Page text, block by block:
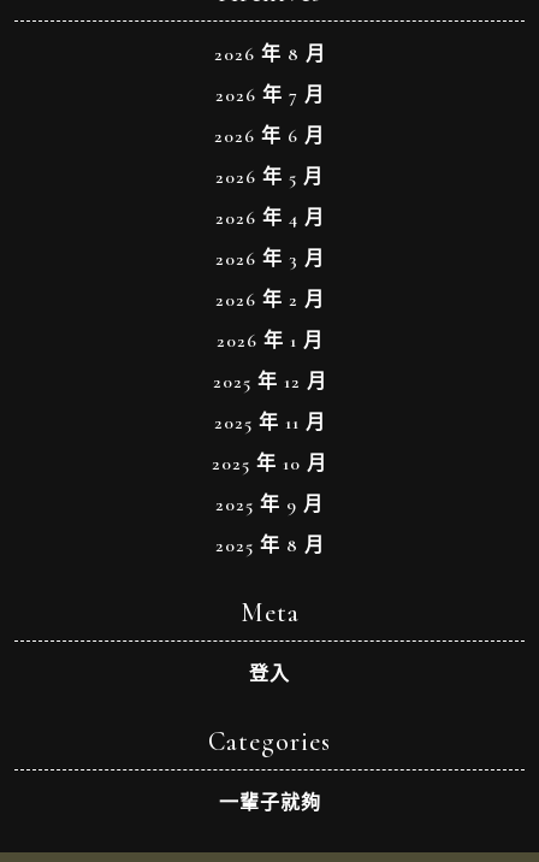
2026 年 8 月
2026 年 7 月
2026 年 6 月
2026 年 5 月
2026 年 4 月
2026 年 3 月
2026 年 2 月
2026 年 1 月
2025 年 12 月
2025 年 11 月
2025 年 10 月
2025 年 9 月
2025 年 8 月
Meta
登入
Categories
一輩子就夠